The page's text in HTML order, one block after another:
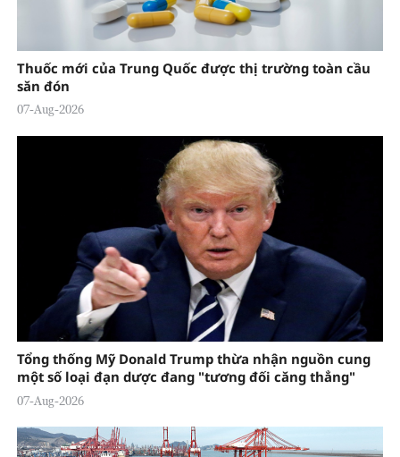
Thuốc mới của Trung Quốc được thị trường toàn cầu
săn đón
07-Aug-2026
Tổng thống Mỹ Donald Trump thừa nhận nguồn cung
một số loại đạn dược đang "tương đối căng thẳng"
07-Aug-2026